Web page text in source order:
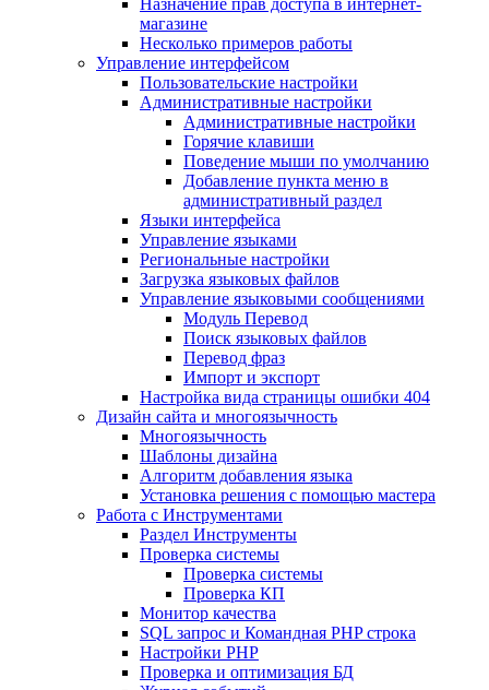
Назначение прав доступа в интернет-
магазине
Несколько примеров работы
Управление интерфейсом
Пользовательские настройки
Административные настройки
Административные настройки
Горячие клавиши
Поведение мыши по умолчанию
Добавление пункта меню в
административный раздел
Языки интерфейса
Управление языками
Региональные настройки
Загрузка языковых файлов
Управление языковыми сообщениями
Mодуль Перевод
Поиск языковых файлов
Перевод фраз
Импорт и экспорт
Настройка вида страницы ошибки 404
Дизайн сайта и многоязычность
Многоязычность
Шаблоны дизайна
Алгоритм добавления языка
Установка решения с помощью мастера
Работа с Инструментами
Раздел Инструменты
Проверка системы
Проверка системы
Проверка КП
Монитор качества
SQL запрос и Командная PHP строка
Настройки PHP
Проверка и оптимизация БД